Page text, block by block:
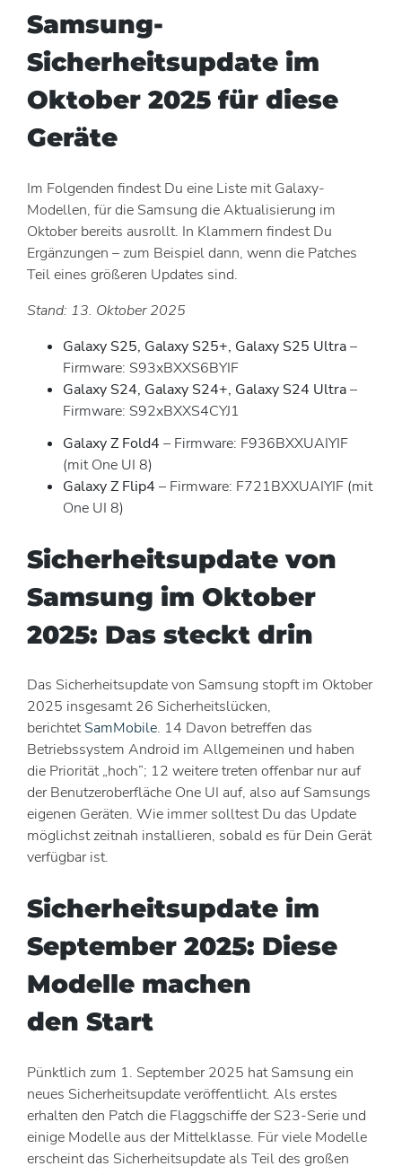
Samsung-
Sicherheitsupdate im
Oktober 2025 für diese
Geräte
Im Folgenden findest Du eine Liste mit Galaxy-
Modellen, für die Samsung die Aktualisierung im
Oktober bereits ausrollt. In Klammern findest Du
Ergänzungen – zum Beispiel dann, wenn die Patches
Teil eines größeren Updates sind.
Stand: 13. Oktober 2025
Galaxy S25, Galaxy S25+, Galaxy S25 Ultra–
Firmware: S93xBXXS6BYIF
Galaxy S24, Galaxy S24+, Galaxy S24 Ultra–
Firmware: S92xBXXS4CYJ1
Galaxy Z Fold4 – Firmware: F936BXXUAIYIF
(mit One UI 8)
Galaxy Z Flip4 – Firmware: F721BXXUAIYIF (mit
One UI 8)
Sicherheitsupdate von
Samsung im Oktober
2025: Das steckt drin
Das Sicherheitsupdate von Samsung stopft im Oktober
2025 insgesamt 26 Sicherheitslücken,
berichtetSamMobile. 14 Davon betreffen das
Betriebssystem Android im Allgemeinen und haben
die Priorität „hoch”; 12 weitere treten offenbar nur auf
der Benutzeroberfläche One UI auf, also auf Samsungs
eigenen Geräten. Wie immer solltest Du das Update
möglichst zeitnah installieren, sobald es für Dein Gerät
verfügbar ist.
Sicherheitsupdate im
September 2025: Diese
Modelle machen
den Start
Pünktlich zum 1. September 2025 hat Samsung ein
neues Sicherheitsupdate veröffentlicht. Als erstes
erhalten den Patch die Flaggschiffe der S23-Serie und
einige Modelle aus der Mittelklasse. Für viele Modelle
erscheint das Sicherheitsupdate als Teil des großen